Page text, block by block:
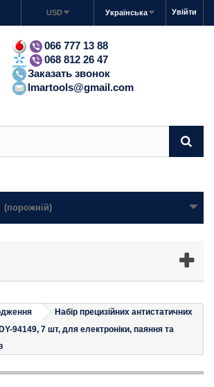
Увійти
Українська
USD
066 777 13 88
068 812 26 47
Заказать звонок
lmartools@gmail.com
(порожній)
Набір прецизійних антистатичних
94149, 7 шт, для електроніки, паяння та